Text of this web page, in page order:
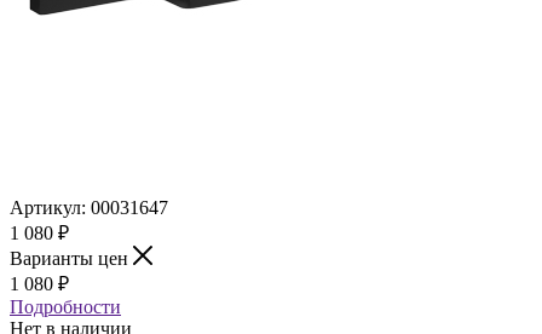
Артикул: 00031647
1 080 ₽
Варианты цен
1 080 ₽
Подробности
Нет в наличии